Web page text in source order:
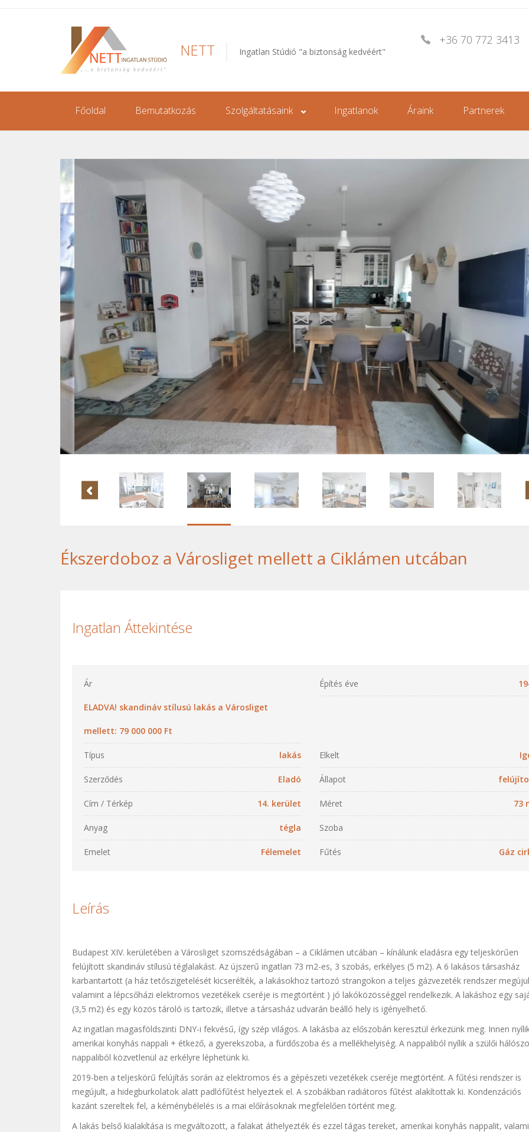
NETT Ingatlan Stúdió "a biztonság kedvéért"
+36 70 772 3413
Főoldal Bemutatkozás Szolgáltatásaink Ingatlanok Áraink Partnerek
Ékszerdoboz a Városliget mellett a Ciklámen utcában
Ingatlan Áttekintése
Ár
ELADVA! skandináv stílusú lakás a Városliget
mellett: 79 000 000 Ft
Építés éve
Típus lakás Elkelt
Szerződés Eladó Állapot
Cím / Térkép 14. kerület Méret 73
Anyag tégla Szoba
Emelet Félemelet Fűtés Gáz
Leírás
Budapest XIV. kerületében a Városliget szomszédságában – a Ciklámen utcában – kínálunk eladásra egy teljeskörűen
felújított skandináv stílusú téglalakást. Az újszerű ingatlan 73 m2-es, 3 szobás, erkélyes (5 m2). A 6 lakásos társasház
karbantartott (a ház tetőszigetelését kicserélték, a lakásokhoz tartozó strangokon a teljes gázvezeték rendszer
valamint a lépcsőházi elektromos vezetékek cseréje is megtörtént ) jó lakóközösséggel rendelkezik. A lakáshoz egy
(3,5 m2) és egy közös tároló is tartozik, illetve a társasház udvarán beálló hely is igényelhető.
Az ingatlan magasföldszinti DNY-i fekvésű, így szép világos. A lakásba az előszobán keresztül érkezünk meg. Innen
amerikai konyhás nappali + étkező, a gyerekszoba, a fürdőszoba és a mellékhelyiség. A nappaliból nyílik a szülői
nappaliból közvetlenül az erkélyre léphetünk ki.
2019-ben a teljeskörű felújítás során az elektromos és a gépészeti vezetékek cseréje megtörtént. A fűtési rendszer is
megújult, a hidegburkolatok alatt padlófűtést helyeztek el. A szobákban radiátoros fűtést alakítottak ki. Kondenzációs
kazánt szereltek fel, a kéménybélelés is a mai előírásoknak megfelelően történt meg.
A lakás belső kialakítása is megváltozott, a falakat áthelyezték és ezzel tágas tereket, amerikai konyhás nappalit,